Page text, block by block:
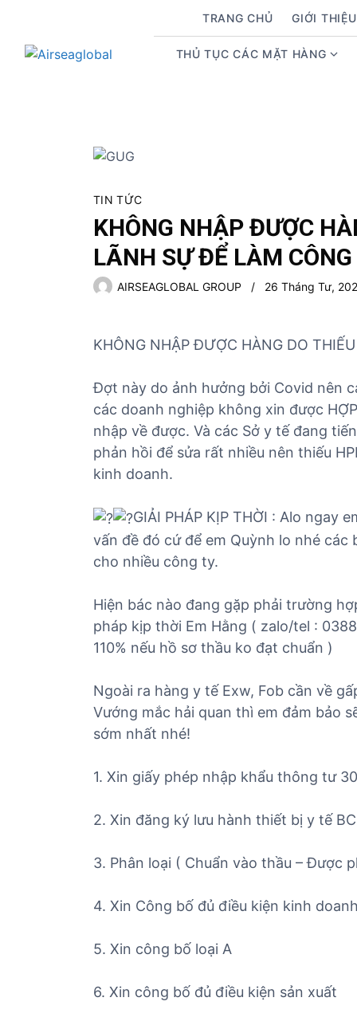
TRANG CHỦ GIỚI THIỆU
THỦ TỤC CÁC MẶT HÀNG
e
n
u
o
h
t
ụ
c
c
ặ
t
n
g
TIN TỨC
KHÔNG NHẬP ĐƯỢC
LÃNH SỰ ĐỂ LÀM
AIRSEAGLOBAL GROUP 26 Tháng Tư,
KHÔNG NHẬP ĐƯỢC HÀNG DO
Đợt này do ảnh hưởng bởi Covid nên
các doanh nghiệp không xin được
nhập về được. Và các Sở y tế đang
phản hồi để sửa rất nhiều nên thiếu
kinh doanh.
GIẢI PHÁP KỊP THỜI : Alo ngay
vấn đề đó cứ để em Quỳnh lo nhé các
cho nhiều công ty.
Hiện bác nào đang gặp phải trường
pháp kịp thời Em Hằng ( zalo/tel :
110% nếu hồ sơ thầu ko đạt chuẩn )
Ngoài ra hàng y tế Exw, Fob cần về
Vướng mắc hải quan thì em đảm bảo
sớm nhất nhé!
1. Xin giấy phép nhập khẩu thông tư 30
2. Xin đăng ký lưu hành thiết bị y tế
3. Phân loại ( Chuẩn vào thầu – Được
4. Xin Công bố đủ điều kiện kinh
5. Xin công bố loại A
6. Xin công bố đủ điều kiện sản xuất